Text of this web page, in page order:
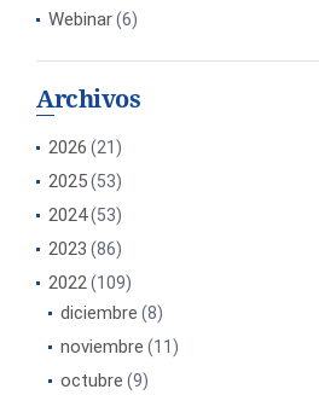
Webinar(6)
Archivos
2026 (21)
2025(53)
2024(53)
2023 (86)
2022(109)
diciembre (8)
noviembre (11)
octubre (9)